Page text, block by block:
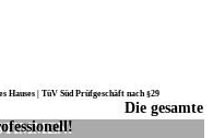
Hauses | TüV Süd Prüfgeschäft nach §29
Die gesamte